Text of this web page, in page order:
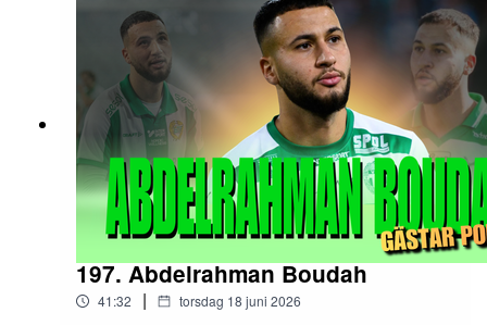
197. Abdelrahman Boudah
41:32 | torsdag 18 juni 2026